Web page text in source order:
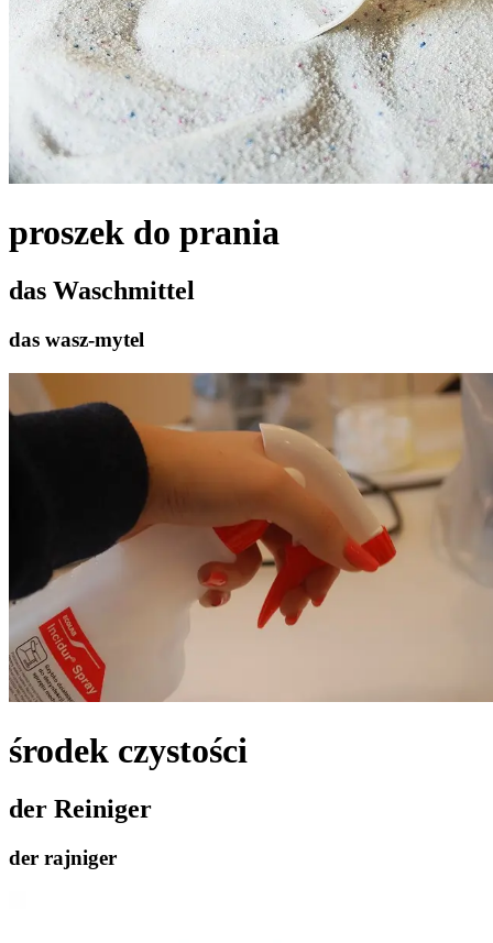
proszek do prania
das Waschmittel
das wasz-mytel
środek czystości
der Reiniger
der rajniger